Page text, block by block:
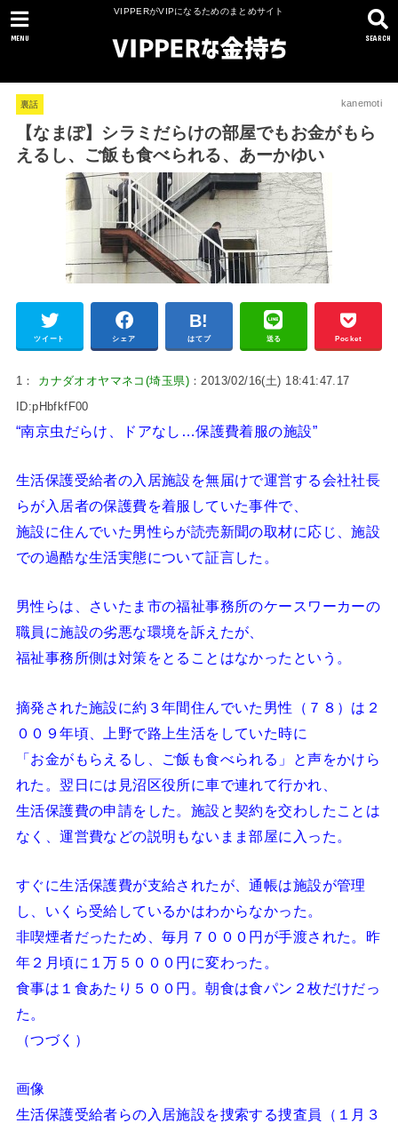
VIPPERがVIPになるためのまとめサイト
SEARCH
MENU
裏話 kanemoti
【なまぽ】シラミだらけの部屋でもお金がもら
えるし、ご飯も食べられる、あーかゆい
ツイート シェア はてブ 送る Pocket
1： カナダオオヤマネコ(埼玉県)：2013/02/16(土) 18:41:47.17
ID:pHbfkfF00
“南京虫だらけ、ドアなし…保護費着服の施設”
生活保護受給者の入居施設を無届けで運営する会社社長
らが入居者の保護費を着服していた事件で、
施設に住んでいた男性らが読売新聞の取材に応じ、施設
での過酷な生活実態について証言した。
男性らは、さいたま市の福祉事務所のケースワーカーの
職員に施設の劣悪な環境を訴えたが、
福祉事務所側は対策をとることはなかったという。
摘発された施設に約３年間住んでいた男性（７８）は２
００９年頃、上野で路上生活をしていた時に
「お金がもらえるし、ご飯も食べられる」と声をかけら
れた。翌日には見沼区役所に車で連れて行かれ、
生活保護費の申請をした。施設と契約を交わしたことは
なく、運営費などの説明もないまま部屋に入った。
すぐに生活保護費が支給されたが、通帳は施設が管理
し、いくら受給しているかはわからなかった。
非喫煙者だったため、毎月７０００円が手渡された。昨
年２月頃に１万５０００円に変わった。
食事は１食あたり５００円。朝食は食パン２枚だけだっ
た。
（つづく）
画像
生活保護受給者らの入居施設を捜索する捜査員（１月３